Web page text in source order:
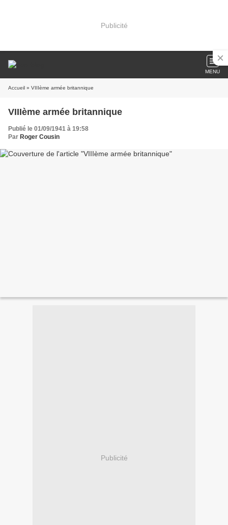
Publicité
MENU
Accueil » VIIIème armée britannique
VIIIème armée britannique
Publié le 01/09/1941 à 19:58
Par Roger Cousin
Publicité